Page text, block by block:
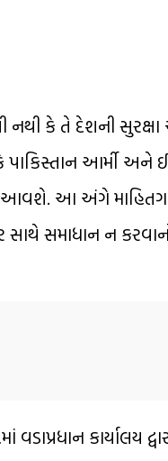
નથી કે તે દેશની
પાકિસ્તાન આર્મી અને
આવશે. આ અંગે
સમાધાન ન કરવાનો
વડાપ્રધાન કાર્યાલય